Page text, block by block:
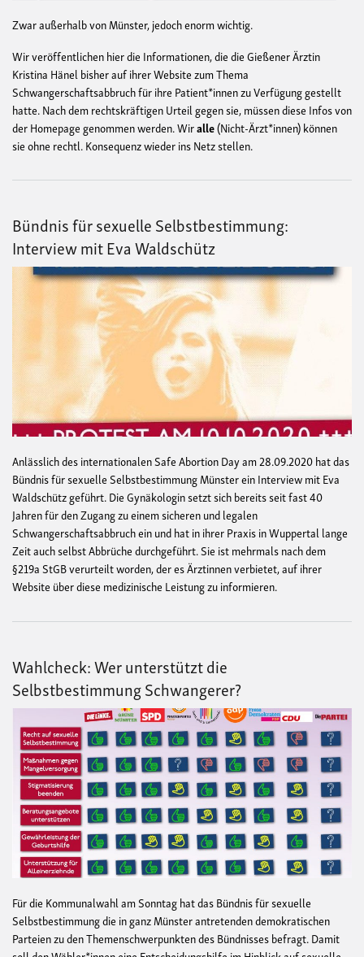
Zwar außerhalb von Münster, jedoch enorm wichtig.
Wir veröffentlichen hier die Informationen, die die Gießener Ärztin
Kristina Hänel bisher auf ihrer Website zum Thema
Schwangerschaftsabbruch für ihre Patient*innen zu Verfügung gestellt
hatte. Nach dem rechtskräftigen Urteil gegen sie, müssen diese Infos von
der Homepage genommen werden.Wiralle(Nicht-Ärzt*innen) können
sie ohne rechtl. Konsequenz wieder ins Netz stellen.
Bündnis für sexuelle Selbstbestimmung:
Interview mit Eva Waldschütz
Anlässlich des internationalen Safe Abortion Day am 28.09.2020 hat das
Bündnis für sexuelle Selbstbestimmung Münster ein Interview mit Eva
Waldschütz geführt. Die Gynäkologin setzt sich bereits seit fast 40
Jahren für den Zugang zu einem sicheren und legalen
Schwangerschaftsabbruch ein und hat in ihrer Praxis in Wuppertal lange
Zeit auch selbst Abbrüche durchgeführt. Sie ist mehrmals nach dem
§219a StGB verurteilt worden, der es Ärztinnen verbietet, auf ihrer
Website über diese medizinische Leistung zu informieren.
Wahlcheck: Wer unterstützt die
Selbstbestimmung Schwangerer?
Für die Kommunalwahl am Sonntag hat das Bündnis für sexuelle
Selbstbestimmung die in ganz Münster antretenden demokratischen
Parteien zu den Themenschwerpunkten des Bündnisses befragt. Damit